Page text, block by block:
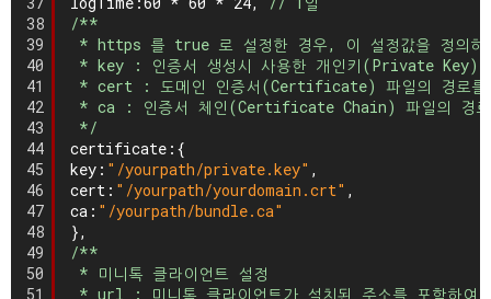
38
39
40
41
42
43
44
45
46
47
48
49
50
51
/**
* https 를 true 로 설정한 경우, 이 설정값을 정의하
* key : 인증서 생성시 사용한 개인키(Private Key)
* cert : 도메인 인증서(Certificate) 파일의 경로를
* ca : 인증서 체인(Certificate Chain) 파일의 경로
*/
certificate:{
key: "/yourpath/private.key" ,
cert: "/yourpath/yourdomain.crt" ,
ca: "/yourpath/bundle.ca"
},
/**
* 미니톡 클라이언트 설정
* url : 미니톡 클라이언트가 설치된 주소를 포함하여